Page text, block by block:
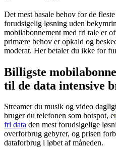
Det mest basale behov for de
forudsigelig løsning uden
mobilabonnement med fri tale er
primære behov er opkald og
moderat. Her betaler du ikke for
Billigste
til de data intensive
Streamer du musik og video
bruger du telefonen som hotspot, er
fri data den mest forudsigelige
overforbrug gebyrer, og prisen
dataforbrug i løbet af måneden.